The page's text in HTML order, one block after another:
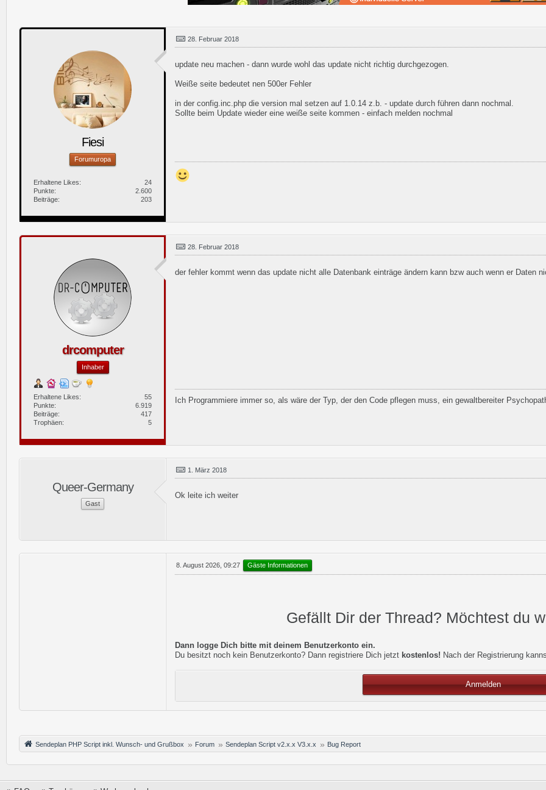
Fiesi
Forumuropa
Erhaltene Likes
24
Punkte
2.600
Beiträge
203
28. Februar 2018
update neu machen - dann wurde wohl das update nicht richtig durchgezogen.
Weiße seite bedeutet nen 500er Fehler
in der config.inc.php die version mal setzen auf 1.0.14 z.b. - update durch führen dann nochmal.
Sollte beim Update wieder eine weiße seite kommen - einfach melden nochmal
drcomputer
Inhaber
Erhaltene Likes
55
Punkte
6.919
Beiträge
417
Trophäen
5
28. Februar 2018
der fehler kommt wenn das update nicht alle Datenbank einträge ändern kann bzw auch wenn er Daten
Ich Programmiere immer so, als wäre der Typ, der den Code pflegen muss, ein gewaltbereiter
Queer-Germany
Gast
1. März 2018
Ok leite ich weiter
8. August 2026, 09:27 Gäste Informationen
Gefällt Dir der Thread? Möchtest du
Dann logge Dich bitte mit deinem Benutzerkonto ein.
Du besitzt noch kein Benutzerkonto? Dann registriere Dich jetzt kostenlos! Nach der Registrierung
Anmelden
Sendeplan PHP Script inkl. Wunsch- und Grußbox Forum Sendeplan Script v2.x.x V3.x.x Bug Report